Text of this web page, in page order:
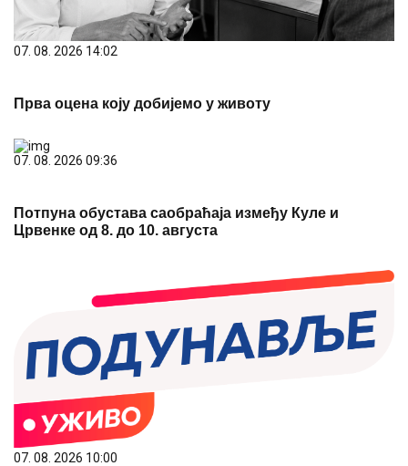
07. 08. 2026 14:02
Прва оцена коју добијемо у животу
07. 08. 2026 09:36
Потпуна обустава саобраћаја између Куле и
Црвенке од 8. до 10. августа
07. 08. 2026 10:00